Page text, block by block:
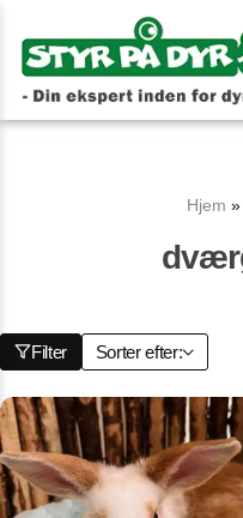
Hjem »
Filter Sorter efter: